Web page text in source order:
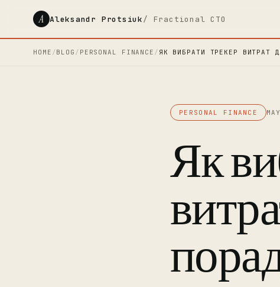
A Aleksandr Protsiuk/ Fractional CTO
HOME /BLOG / PERSONAL FINANCE / ЯК ВИБРАТИ ТРЕКЕР ВИТРАТ
PERSONAL FINANCE
Як